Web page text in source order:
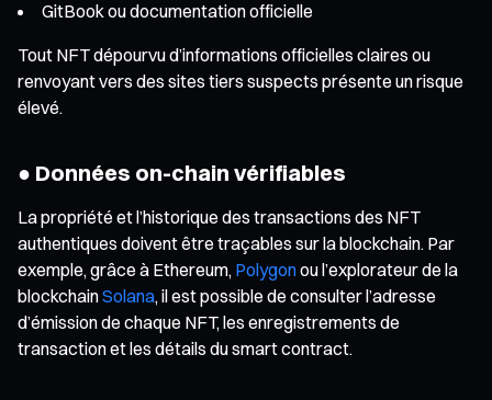
GitBook ou documentation officielle
Tout NFT dépourvu d’informations officielles claires ou
renvoyant vers des sites tiers suspects présente un risque
élevé.
● Données on-chain vérifiables
La propriété et l’historique des transactions des NFT
authentiques doivent être traçables sur la blockchain. Par
exemple, grâce à Ethereum, Polygonou l’explorateur de la
blockchainSolana, il est possible de consulter l’adresse
d’émission de chaque NFT, les enregistrements de
transaction et les détails du smart contract.